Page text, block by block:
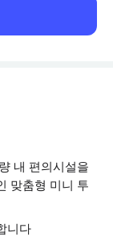
내 편의시설을
맞춤형 미니 투
니다